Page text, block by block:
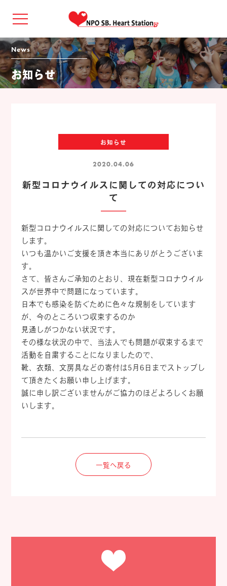
news
お知らせ
お知らせ
2020.04.06
新型コロナウイルスに関しての対応につい
て
新型コロナウイルスに関しての対応についてお知らせ
します。
いつも温かいご支援を頂き本当にありがとうございま
す。
さて、皆さんご承知のとおり、現在新型コロナウイル
スが世界中で問題になっています。
日本でも感染を防ぐために色々な規制をしています
が、今のところいつ収束するのか
見通しがつかない状況です。
その様な状況の中で、当法人でも問題が収束するまで
活動を自粛することになりましたので、
靴、衣類、文房具などの寄付は5月6日までストップし
て頂きたくお願い申し上げます。
誠に申し訳ございませんがご協力のほどよろしくお願
いします。
一覧へ戻る